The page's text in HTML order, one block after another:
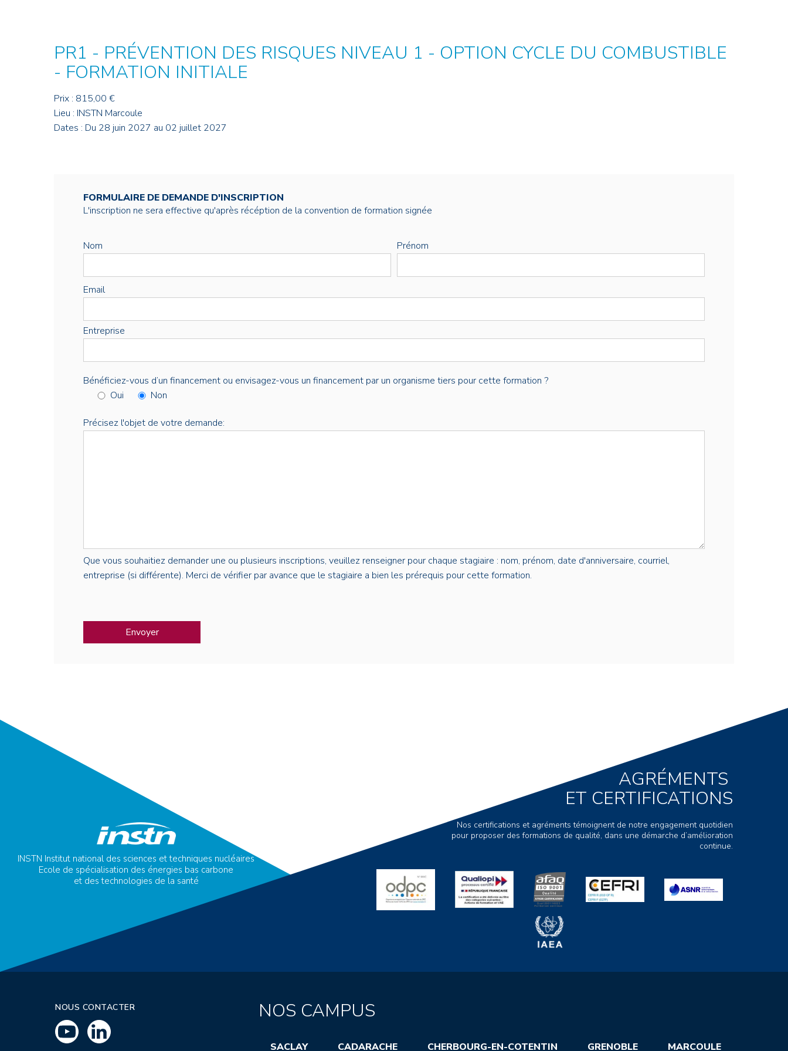
PR1 - PRÉVENTION DES RISQUES NIVEAU 1 - OPTION CYCLE DU COMBUSTIBLE
- FORMATION INITIALE
Prix : 815,00 €
Lieu : INSTN Marcoule
Dates : Du 28 juin 2027 au 02 juillet 2027
FORMULAIRE DE DEMANDE D'INSCRIPTION
L'inscription ne sera effective qu'après récéption de la convention de formation signée
Nom Prénom
Email
Entreprise
Bénéficiez-vous d’un financement ou envisagez-vous un financement par un organisme tiers pour cette formation ?
Oui
Non
Précisez l'objet de votre demande:
Que vous souhaitiez demander une ou plusieurs inscriptions, veuillez renseigner pour chaque stagiaire : nom, prénom, date d'anniversaire, courriel,
entreprise (si différente). Merci de vérifier par avance que le stagiaire a bien les prérequis pour cette formation.
INSTN Institut national des sciences et techniques nucléaires
Ecole de spécialisation des énergies bas carbone
et des technologies de la santé
AGRÉMENTS
ET CERTIFICATIONS
Nos certifications et agréments témoignent de notre engagement quotidien
pour proposer des formations de qualité, dans une démarche d’amélioration
continue.
NOUS CONTACTER NOS CAMPUS
SACLAY CADARACHE CHERBOURG-EN-COTENTIN GRENOBLE MARCOULE